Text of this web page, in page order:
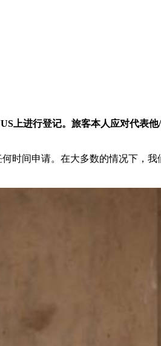
上进行登记。旅客本人应对代表
时间申请。在大多数的情况下，我